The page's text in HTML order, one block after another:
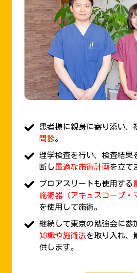
患者様に親身に寄り添い、
問診。
理学検査を行い、検査結果
断し最適な施術計画を立て
プロアスリートも使用する
施術器（アキュスコープ・
を使用して施術。
継続して東京の勉強会に参
知識や施術法を取り入れ、
供します。